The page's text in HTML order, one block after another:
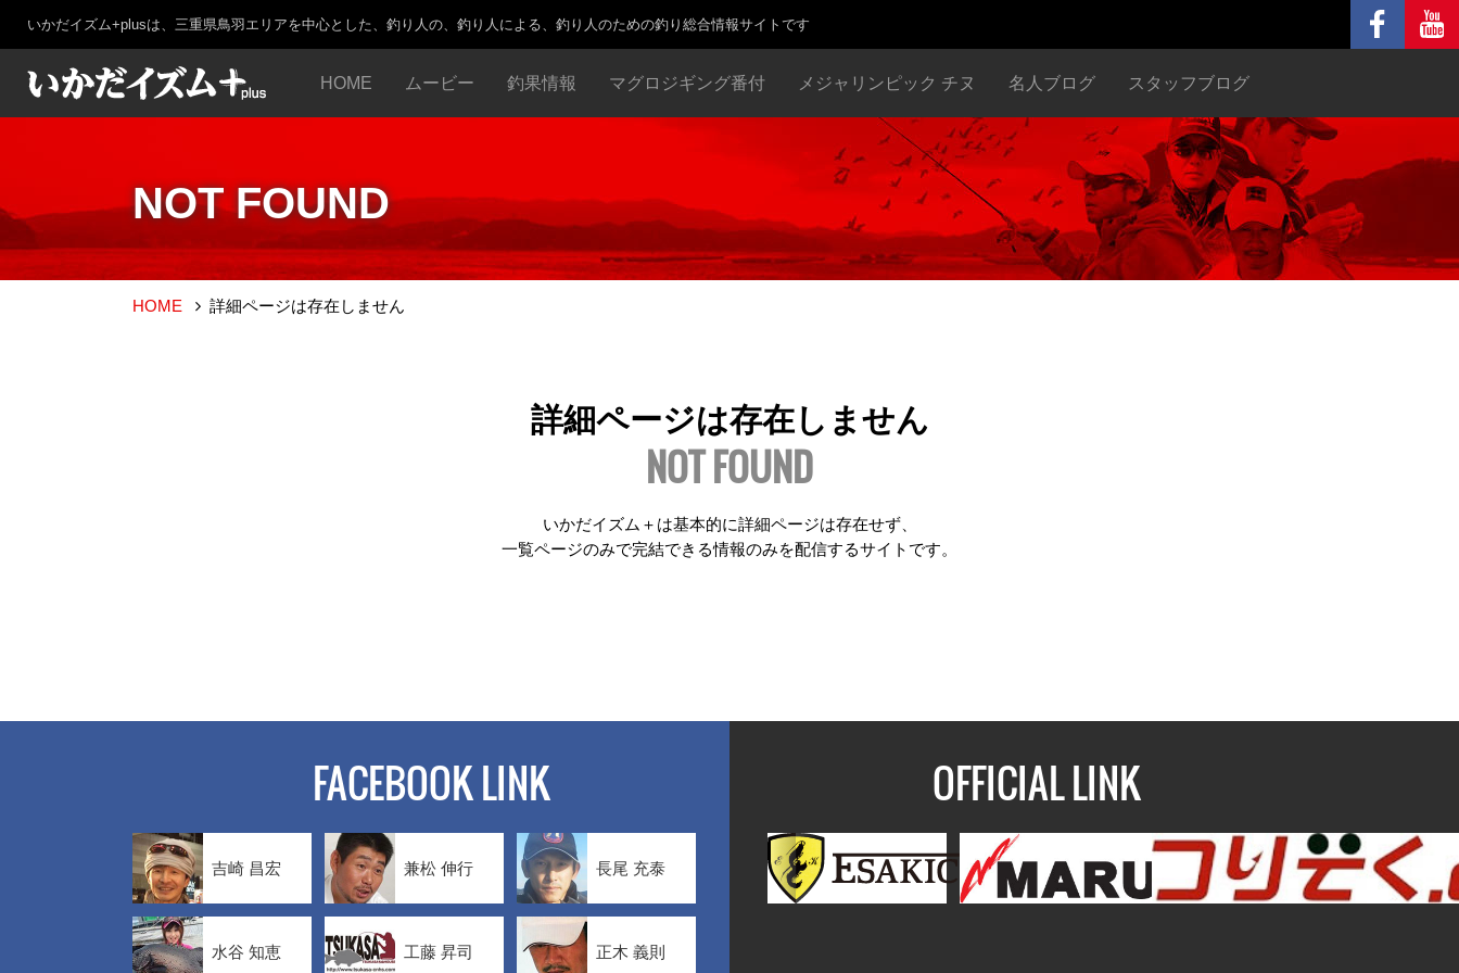
いかだイズム+plusは、三重県鳥羽エリアを中心とした、釣り人の、釣り人による、釣り人のための釣り総合情報サイトです
HOME ムービー 釣果情報 マグロジギング番付 メジャリンピック チヌ 名人ブログ スタッフブログ
NOT FOUND
HOME 詳細ページは存在しません
詳細ページは存在しません
NOT FOUND
いかだイズム＋は基本的に詳細ページは存在せず、
一覧ページのみで完結できる情報のみを配信するサイトです。
FACEBOOK LINK
吉崎 昌宏 兼松 伸行 長尾 充泰
水谷 知恵 工藤 昇司 正木 義則
OFFICIAL LINK